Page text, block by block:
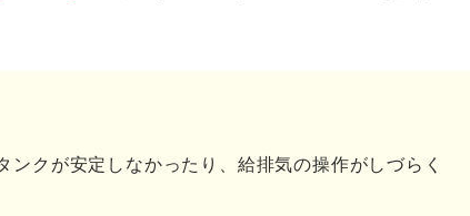
クが安定しなかったり、給排気の操作がしづらく